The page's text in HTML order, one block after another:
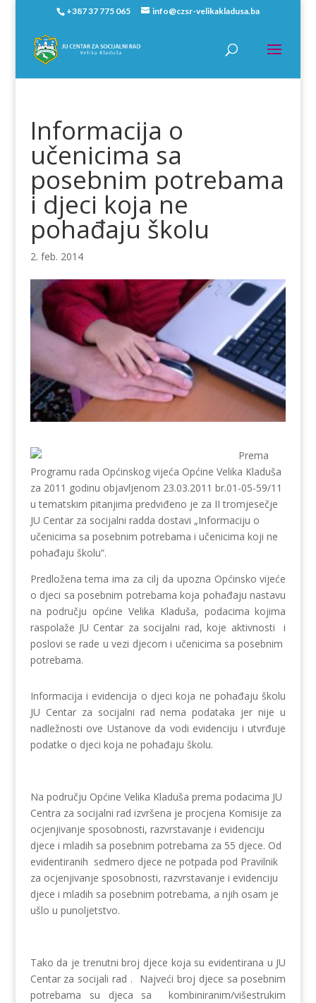
+387 37 775 065 info@czsr-velikakladusa.ba
Informacija o
učenicima sa
posebnim potrebama
i djeci koja ne
pohađaju školu
2. feb. 2014
Prema
Programu rada Općinskog vijeća Općine Velika Kladuša
za 2011 godinu objavljenom 23.03.2011 br.01-05-59/11
u tematskim pitanjima predviđeno je za II tromjesečje
JU Centar za socijalni radda dostavi „Informaciju o
učenicima sa posebnim potrebama i učenicima koji ne
pohađaju školu“.
Predložena tema ima za cilj da upozna Općinsko vijeće
o djeci sa posebnim potrebama koja pohađaju nastavu
na području općine Velika Kladuša, podacima kojima
raspolaže JU Centar za socijalni rad, koje aktivnosti i
poslovi se rade u vezi djecom i učenicima sa posebnim
potrebama.
Informacija i evidencija o djeci koja ne pohađaju školu
JU Centar za socijalni rad nema podataka jer nije u
nadležnosti ove Ustanove da vodi evidenciju i utvrđuje
podatke o djeci koja ne pohađaju školu.
Na području Općine Velika Kladuša prema podacima JU
Centra za socijalni rad izvršena je procjena Komisije za
ocjenjivanje sposobnosti, razvrstavanje i evidenciju
djece i mladih sa posebnim potrebama za 55 djece. Od
evidentiranih sedmero djece ne potpada pod Pravilnik
za ocjenjivanje sposobnosti, razvrstavanje i evidenciju
djece i mladih sa posebnim potrebama, a njih osam je
ušlo u punoljetstvo.
Tako da je trenutni broj djece koja su evidentirana u JU
Centar za socijali rad . Najveći broj djece sa posebnim
potrebama su djeca sa kombiniranim/višestrukim